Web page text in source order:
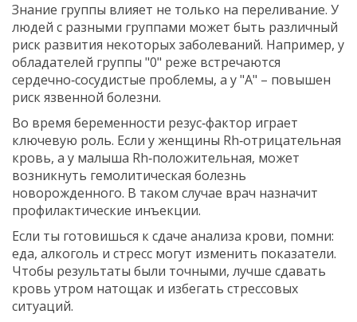
Знание группы влияет не только на переливание. У
людей с разными группами может быть различный
риск развития некоторых заболеваний. Например, у
обладателей группы "0" реже встречаются
сердечно‑сосудистые проблемы, а у "A" – повышен
риск язвенной болезни.
Во время беременности резус‑фактор играет
ключевую роль. Если у женщины Rh‑отрицательная
кровь, а у малыша Rh‑положительная, может
возникнуть гемолитическая болезнь
новорожденного. В таком случае врач назначит
профилактические инъекции.
Если ты готовишься к сдаче анализа крови, помни:
еда, алкоголь и стресс могут изменить показатели.
Чтобы результаты были точными, лучше сдавать
кровь утром натощак и избегать стрессовых
ситуаций.